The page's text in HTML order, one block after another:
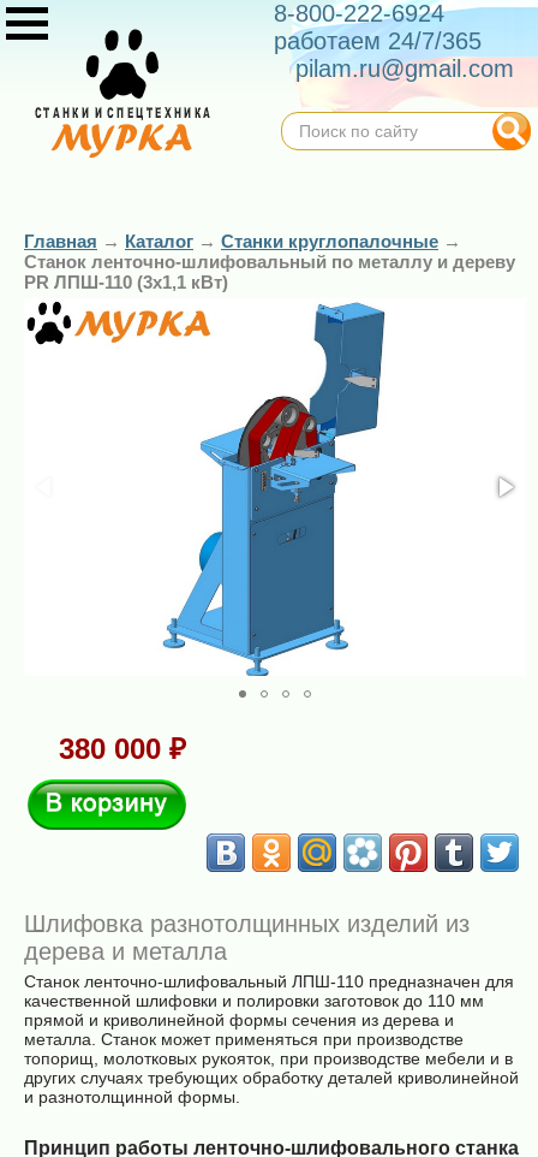
8-800-222-6924
работаем 24/7/365
pilam.ru@gmail.com
Главная → Каталог → Станки круглопалочные →
Станок ленточно-шлифовальный по металлу и дереву
PR ЛПШ-110 (3х1,1 кВт)
380 000 ₽
Шлифовка разнотолщинных изделий из
дерева и металла
Станок ленточно-шлифовальный ЛПШ-110 предназначен для
качественной шлифовки и полировки заготовок до 110 мм
прямой и криволинейной формы сечения из дерева и
металла. Станок может применяться при производстве
топорищ, молотковых рукояток, при производстве мебели и в
других случаях требующих обработку деталей криволинейной
и разнотолщинной формы.
Принцип работы ленточно-шлифовального станка